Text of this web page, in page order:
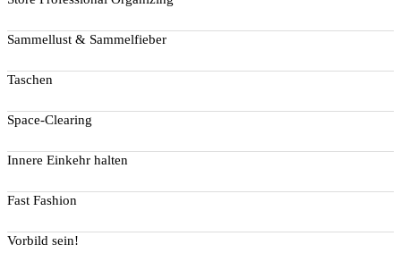
Sammellust & Sammelfieber
Taschen
Space-Clearing
Innere Einkehr halten
Fast Fashion
Vorbild sein!